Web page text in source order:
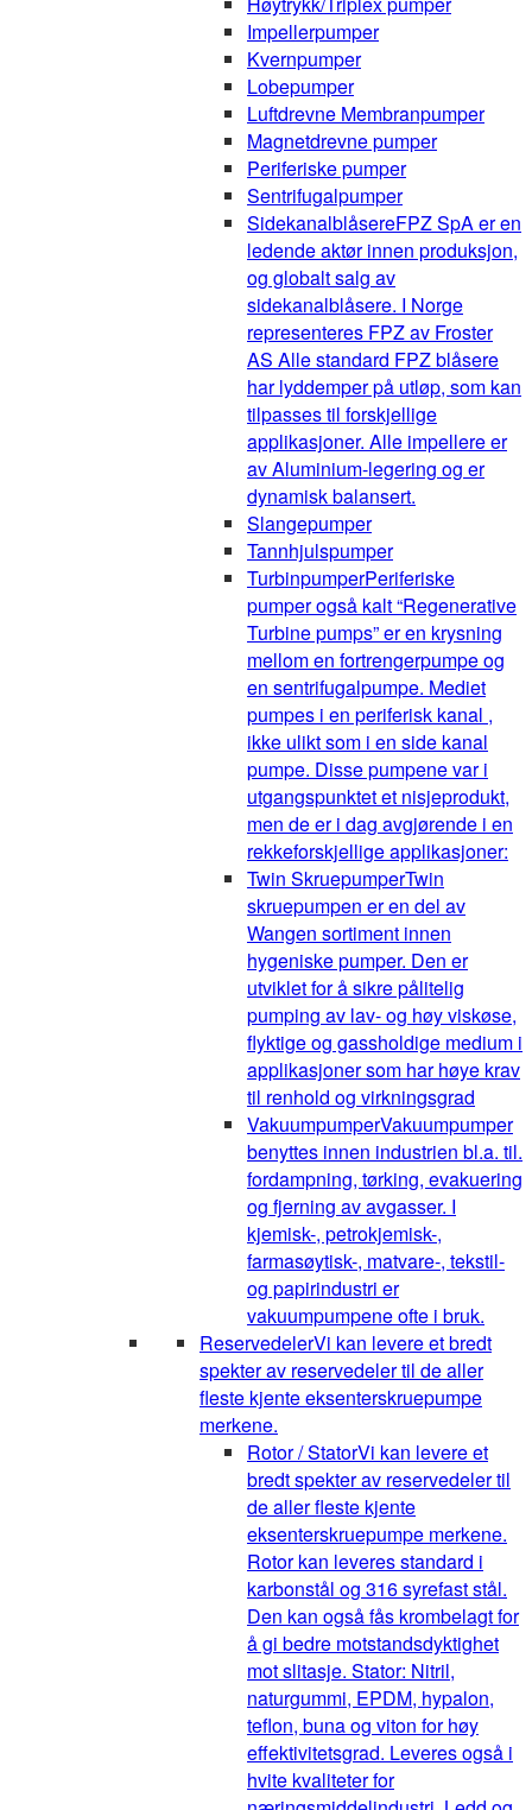
Impellerpumper
Kvernpumper
Lobepumper
Luftdrevne Membranpumper
Magnetdrevne pumper
Periferiske pumper
Sentrifugalpumper
SidekanalblåsereFPZ SpA er en
ledende aktør innen produksjon,
og globalt salg av
sidekanalblåsere. I Norge
representeres FPZ av Froster
AS Alle standard FPZ blåsere
har lyddemper på utløp, som kan
tilpasses til forskjellige
applikasjoner. Alle impellere er
av Aluminium-legering og er
dynamisk balansert.
Slangepumper
Tannhjulspumper
TurbinpumperPeriferiske
pumper også kalt “Regenerative
Turbine pumps” er en krysning
mellom en fortrengerpumpe og
en sentrifugalpumpe. Mediet
pumpes i en periferisk kanal ,
ikke ulikt som i en side kanal
pumpe. Disse pumpene var i
utgangspunktet et nisjeprodukt,
men de er i dag avgjørende i en
rekkeforskjellige applikasjoner:
Twin SkruepumperTwin
skruepumpen er en del av
Wangen sortiment innen
hygeniske pumper. Den er
utviklet for å sikre pålitelig
pumping av lav- og høy viskøse,
flyktige og gassholdige medium i
applikasjoner som har høye krav
til renhold og virkningsgrad
VakuumpumperVakuumpumper
benyttes innen industrien bl.a. til.
fordampning, tørking, evakuering
og fjerning av avgasser. I
kjemisk-, petrokjemisk-,
farmasøytisk-, matvare-, tekstil-
og papirindustri er
vakuumpumpene ofte i bruk.
ReservedelerVi kan levere et bredt
spekter av reservedeler til de aller
fleste kjente eksenterskruepumpe
merkene.
Rotor / StatorVi kan levere et
bredt spekter av reservedeler til
de aller fleste kjente
eksenterskruepumpe merkene.
Rotor kan leveres standard i
karbonstål og 316 syrefast stål.
Den kan også fås krombelagt for
å gi bedre motstandsdyktighet
mot slitasje. Stator: Nitril,
naturgummi, EPDM, hypalon,
teflon, buna og viton for høy
effektivitetsgrad. Leveres også i
hvite kvaliteter for